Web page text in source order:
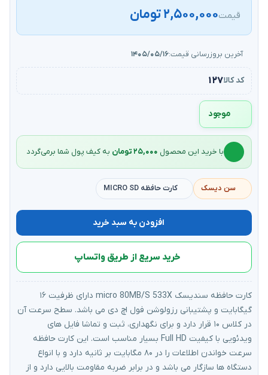
قیمت۲,۵۰۰,۰۰۰ تومان
آخرین بروزرسانی قیمت:۱۴۰۵/۰۵/۱۶
کد کالا۱۲۷
موجود
با خرید این محصول ۲۵,۰۰۰ تومان به کیف‌ پول شما برمی‌گردد
سن دیسک کارت حافظه MICRO SD
افزودن به سبد خرید
خرید سریع از طریق واتساپ
کارت حافظه سندیسک micro 80MB/S 533X دارای ظرفیت ۱۶
گیگابایت و پشتیبانی رزولوشن فول اچ دی می باشد. سطح سرعت آن
در کلاس ۱۰ قرار دارد و برای نگهداری، ثبت و تماشا فایل های
ویدئویی با کیفیت Full HD بسیار مناسب است. این کارت حافظه
سرعت خواندن اطلاعات را در ۸۰ مگابایت بر ثانیه دارد و با انواع
دستگاه ها سازگار می باشد و در برابر ضربه مقاومت بالایی دارد و از